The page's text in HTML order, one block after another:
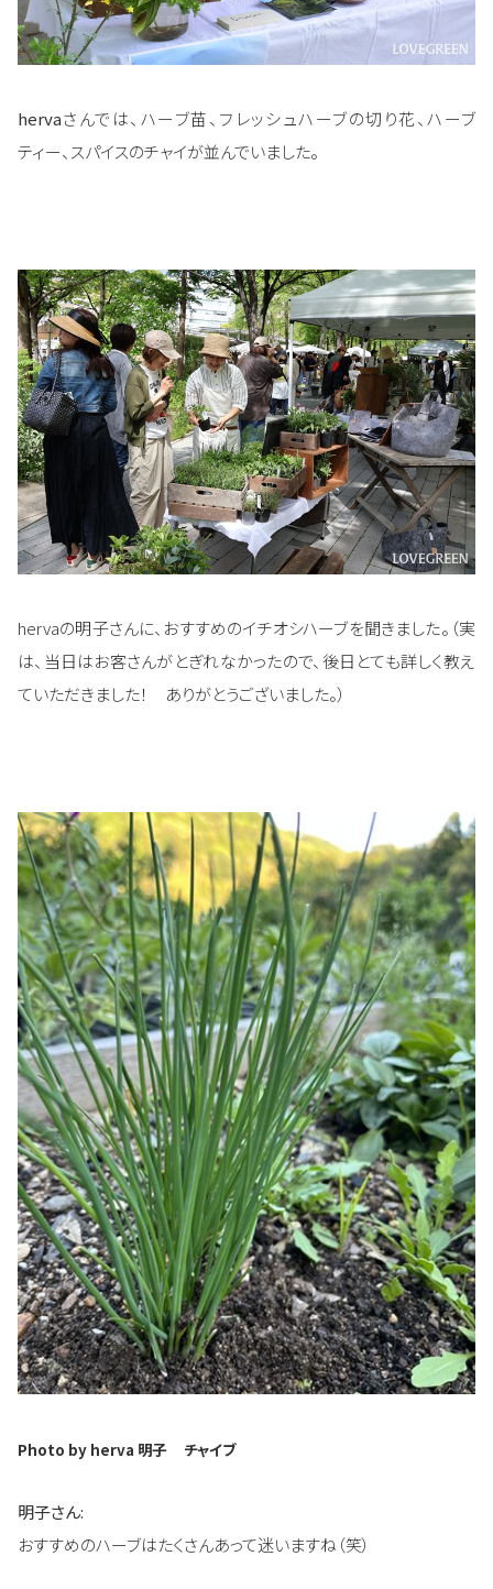
hervaさんでは、ハーブ苗、フレッシュハーブの切り花、ハーブ
ティー、スパイスのチャイが並んでいました。
hervaの明子さんに、おすすめのイチオシハーブを聞きました。（実
は、当日はお客さんがとぎれなかったので、後日とても詳しく教え
ていただきました！ ありがとうございました。）
Photo by herva 明子 チャイブ
明子さん:
おすすめのハーブはたくさんあって迷いますね（笑）